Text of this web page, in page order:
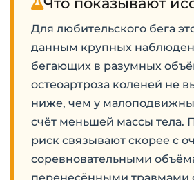
Для любительского бега
данным крупных
бегающих в разумных
остеоартроза коленей не
ниже, чем у
счёт меньшей массы
риск связывают скорее с
соревновательными